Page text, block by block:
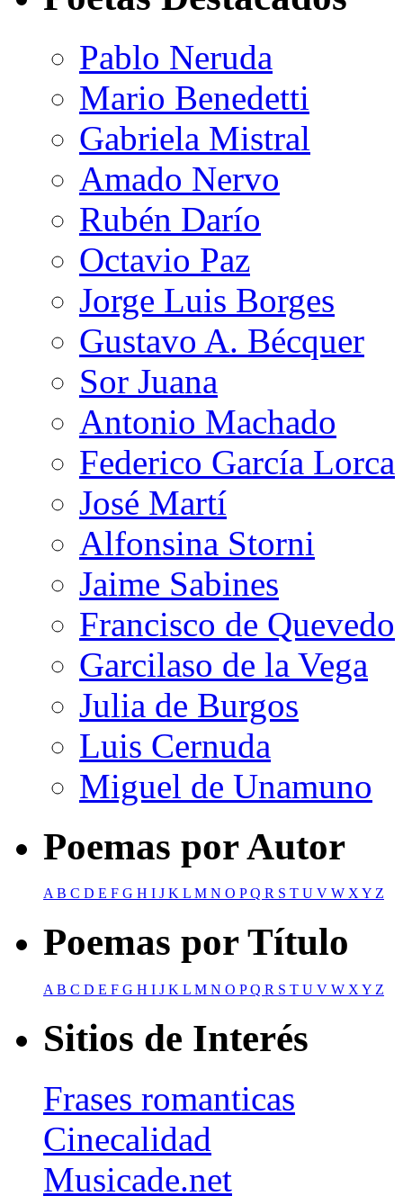
Pablo Neruda
Mario Benedetti
Gabriela Mistral
Amado Nervo
Rubén Darío
Octavio Paz
Jorge Luis Borges
Gustavo A. Bécquer
Sor Juana
Antonio Machado
Federico García Lorca
José Martí
Alfonsina Storni
Jaime Sabines
Francisco de Quevedo
Garcilaso de la Vega
Julia de Burgos
Luis Cernuda
Miguel de Unamuno
Poemas por Autor
AB C D E F G H I J K L M N O PQ R S T U V W XY Z
Poemas por Título
A B C D E F G H I J K L M N O PQ R S T U V W X Y Z
Sitios de Interés
Frases romanticas
Cinecalidad
Musicade.net